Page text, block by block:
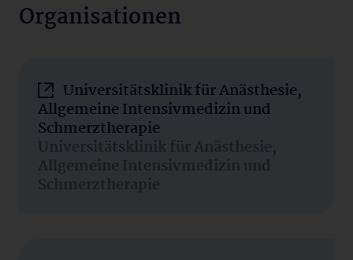
Organisationen
Universitätsklinik für Anästhesie,
Allgemeine Intensivmedizin und
Schmerztherapie
Universitätsklinik für Anästhesie,
Allgemeine Intensivmedizin und
Schmerztherapie